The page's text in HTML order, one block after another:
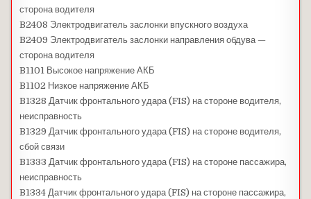
сторона водителя
B2408 Электродвигатель заслонки впускного воздуха
B2409 Электродвигатель заслонки направления обдува —
сторона водителя
B1101 Высокое напряжение АКБ
B1102 Низкое напряжение АКБ
B1328 Датчик фронтального удара (FIS) на стороне водителя,
неисправность
B1329 Датчик фронтального удара (FIS) на стороне водителя,
сбой связи
B1333 Датчик фронтального удара (FIS) на стороне пассажира,
неисправность
B1334 Датчик фронтального удара (FIS) на стороне пассажира,